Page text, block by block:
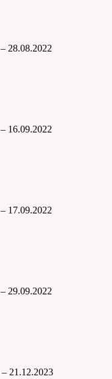
– 28.08.2022
– 16.09.2022
– 17.09.2022
– 29.09.2022
– 21.12.2023